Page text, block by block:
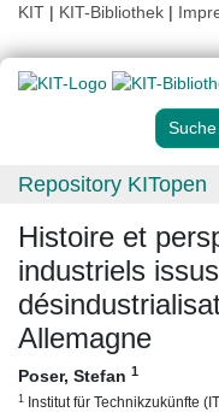
KIT | KIT-Bibliothek |
Repository KITopen
Histoire et
industriels
Allemagne
Poser, Stefan 1
1 Institut für Technikzukünfte